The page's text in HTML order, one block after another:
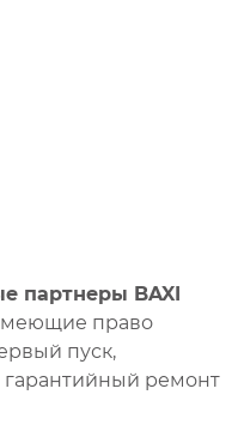
партнеры BAXI
право
пуск,
ремонт